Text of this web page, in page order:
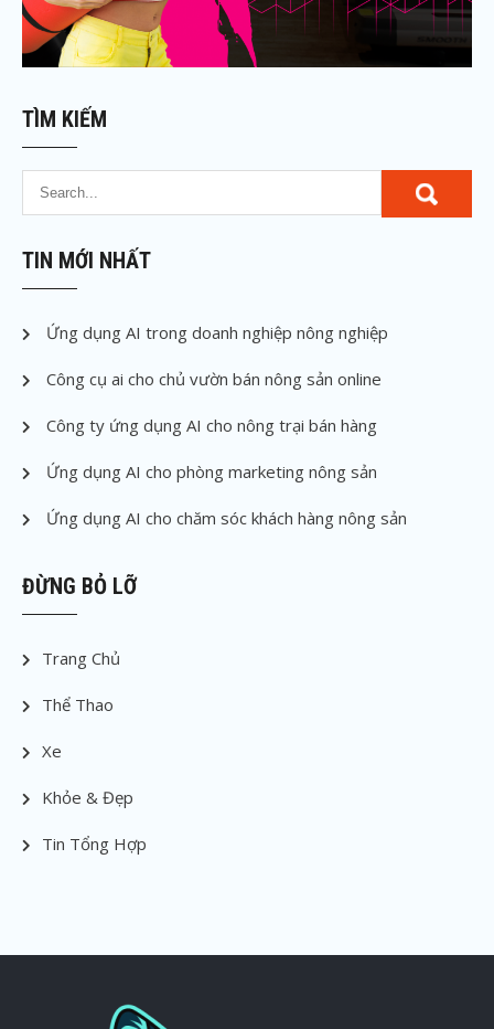
TÌM KIẾM
TIN MỚI NHẤT
Ứng dụng AI trong doanh nghiệp nông nghiệp
Công cụ ai cho chủ vườn bán nông sản online
Công ty ứng dụng AI cho nông trại bán hàng
Ứng dụng AI cho phòng marketing nông sản
Ứng dụng AI cho chăm sóc khách hàng nông sản
ĐỪNG BỎ LỠ
Trang Chủ
Thể Thao
Xe
Khỏe & Đẹp
Tin Tổng Hợp